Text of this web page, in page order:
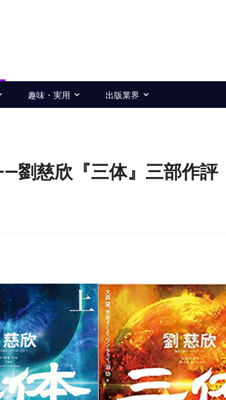
趣味・実用 出版業界
劉慈欣『三体』三部作評